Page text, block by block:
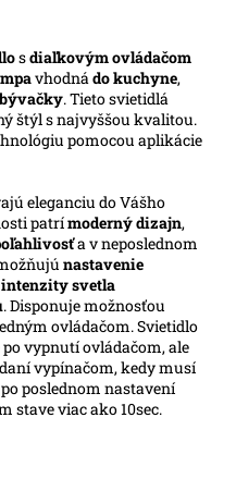
sdiaľkovým ovládačom
vhodnádo kuchyne,
. Tieto svietidlá
štýl s najvyššou kvalitou.
pomocou aplikácie
eleganciu do Vášho
patrímoderný dizajn,
a v neposlednom
nastavenie
intenzity svetla
. Disponuje možnosťou
ovládačom. Svietidlo
vypnutí ovládačom, ale
vypínačom, kedy musí
poslednom nastavení
stave viac ako 10sec.